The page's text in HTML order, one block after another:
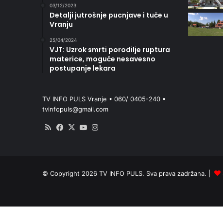
03/12/2023
Detalji jutrošnje pucnjave i tuče u
Vranju
25/04/2024
VJT: Uzrok smrti porodilje ruptura
materice, moguće nesavesno
postupanje lekara
TV INFO PULS Vranje • 060/ 0405-240 •
tvinfopuls@gmail.com
RSS Facebook
X YouTube
© Copyright 2026 TV INFO PULS. Sva prava zadržana. |